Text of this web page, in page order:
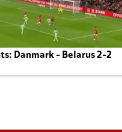
Danmark - Belarus 2-2